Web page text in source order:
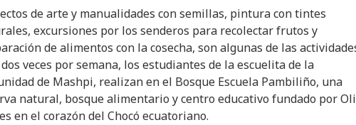
de arte y manualidades con semillas, pintura con tintes
excursiones por los senderos para recolectar frutos y
de alimentos con la cosecha, son algunas de las
veces por semana, los estudiantes de la escuelita de la
de Mashpi, realizan en el Bosque Escuela Pambiliño, una
natural, bosque alimentario y centro educativo fundado por
en el corazón del Chocó ecuatoriano.